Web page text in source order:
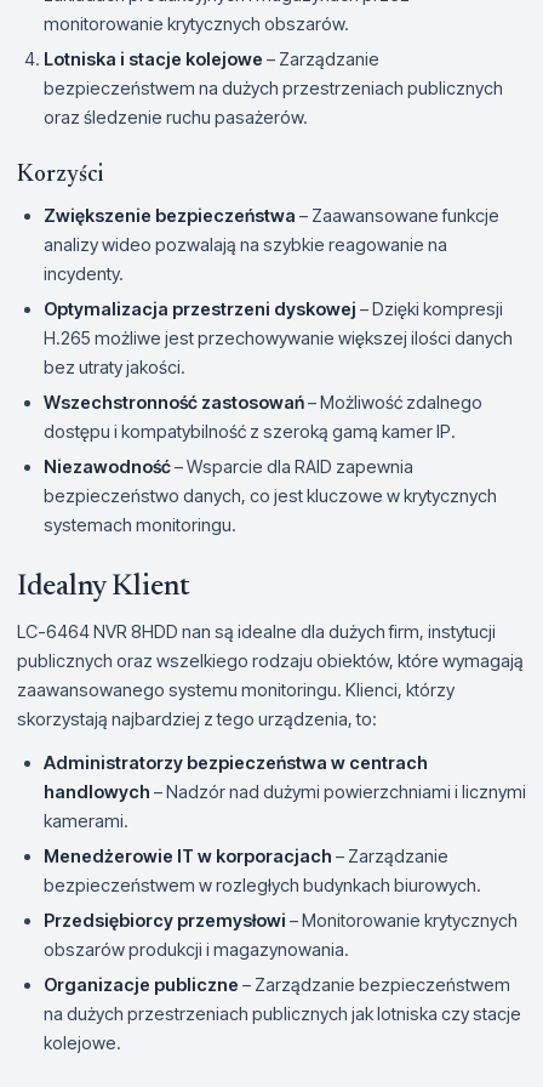
monitorowanie krytycznych obszarów.
Lotniska i stacje kolejowe – Zarządzanie
bezpieczeństwem na dużych przestrzeniach publicznych
oraz śledzenie ruchu pasażerów.
Korzyści
Zwiększenie bezpieczeństwa – Zaawansowane funkcje
analizy wideo pozwalają na szybkie reagowanie na
incydenty.
Optymalizacja przestrzeni dyskowej – Dzięki kompresji
H.265 możliwe jest przechowywanie większej ilości danych
bez utraty jakości.
Wszechstronność zastosowań– Możliwość zdalnego
dostępu i kompatybilność z szeroką gamą kamer IP.
Niezawodność– Wsparcie dla RAID zapewnia
bezpieczeństwo danych, co jest kluczowe w krytycznych
systemach monitoringu.
Idealny Klient
LC-6464 NVR 8HDD nan są idealne dla dużych firm, instytucji
publicznych oraz wszelkiego rodzaju obiektów, które wymagają
zaawansowanego systemu monitoringu. Klienci, którzy
skorzystają najbardziej z tego urządzenia, to:
Administratorzy bezpieczeństwa w centrach
handlowych – Nadzór nad dużymi powierzchniami i licznymi
kamerami.
Menedżerowie IT w korporacjach – Zarządzanie
bezpieczeństwem w rozległych budynkach biurowych.
Przedsiębiorcy przemysłowi – Monitorowanie krytycznych
obszarów produkcji i magazynowania.
Organizacje publiczne – Zarządzanie bezpieczeństwem
na dużych przestrzeniach publicznych jak lotniska czy stacje
kolejowe.